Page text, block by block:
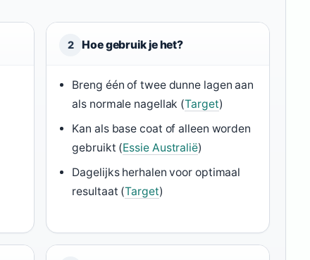
2 Hoe gebruik je het?
Breng één of twee dunne lagen aan
als normale nagellak (Target)
Kan als base coat of alleen worden
gebruikt (Essie Australië)
Dagelijks herhalen voor optimaal
resultaat (Target)